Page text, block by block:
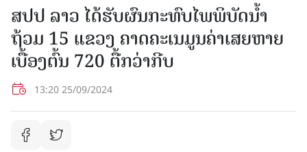
ສປປ ລາວ ໄດ້ຮັບຜົນກະທົບໄພພິບັດນໍ້າ
ຖ້ວມ 15 ແຂວງ ຄາດຄະເນມູນຄ່າເສຍຫາຍ
ເບື້ອງຕົ້ນ 720 ຕື້ກວ່າກີບ
13:20 25/09/2024